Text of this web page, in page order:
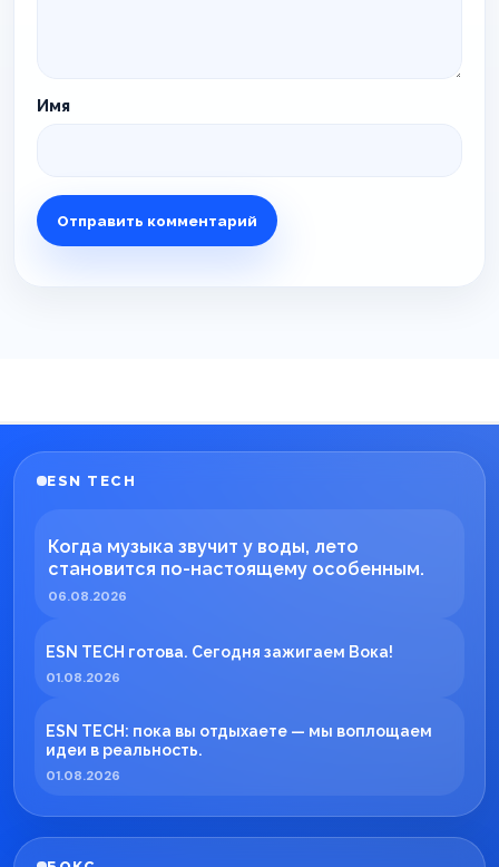
Имя
ESN TECH
Когда музыка звучит у воды, лето
становится по-настоящему особенным.
06.08.2026
ESN TECH готова. Сегодня зажигаем Вока!
01.08.2026
ESN TECH: пока вы отдыхаете — мы воплощаем
идеи в реальность.
01.08.2026